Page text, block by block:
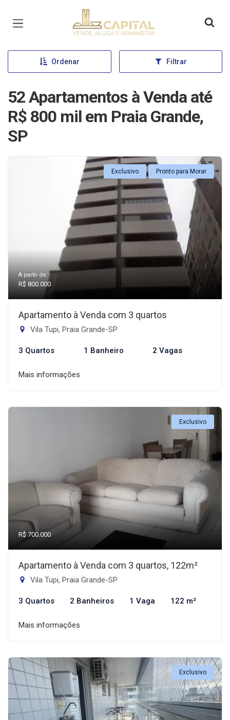
Página inicial
Ordenar Filtrar
52 Apartamentos à Venda até
R$ 800 mil em Praia Grande,
SP
Exclusivo Pronto para Morar
A partir de:
R$ 800.000
Apartamento à Venda com 3 quartos
Vila Tupi, Praia Grande-SP
3 Quartos 1 Banheiro 2 Vagas
Mais informações
Exclusivo
R$ 700.000
Apartamento à Venda com 3 quartos, 122m²
Vila Tupi, Praia Grande-SP
3 Quartos 2 Banheiros 1 Vaga 122 m²
Mais informações
Exclusivo